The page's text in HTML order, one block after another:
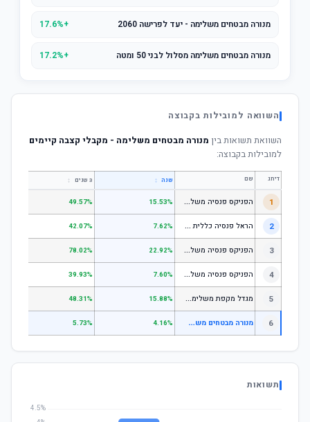
מנורה מבטחים משלימה - יעד לפרישה 2060 +17.6%
מנורה מבטחים משלימה מסלול לבני 50 ומטה +17.2%
השוואה למובילות בקבוצה
השוואת תשואות בין מנורה מבטחים משלימה - מקבלי קצבה קיימים
למובילות בקבוצה:
דירוג שם שנה ↕ 3 שנים ↕
1 ה
פניקס פנסיה משלימה - מסלול לבני 50 ומטה 15.53%
49.57%
2 ה
ראל פנסיה כללית עוקב מדד s1;p 7.62%
42.07%
3 ה
פניקס פנסיה משלימה - מניות 22.92%
78.02%
4 ה
פניקס פנסיה משלימה עוקב מדד S1;P500 7.60%
39.93%
5 מ
גדל מקפת משלימה לבני 50 ומטה 15.88%
48.31%
6 מ
נורה מבטחים משלימה - מקבלי קצבה קיימים 4.16%
5.73%
תשואות